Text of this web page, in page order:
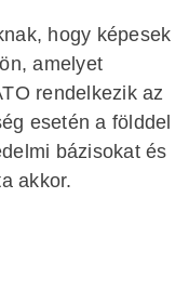
hogy képesek
amelyet
rendelkezik az
esetén a földdel
bázisokat és
akkor.